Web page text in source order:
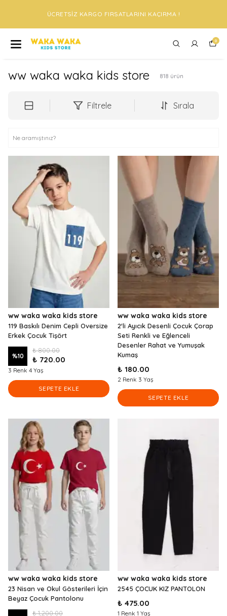
ÜCRETSİZ KARGO FIRSATLARINI KAÇIRMA !
0
ww waka waka kids store 818 ürün
Filtrele Sırala
ww waka waka kids store
119 Baskılı Denim Cepli Oversize
Erkek Çocuk Tişört
%10
₺ 800.00
₺ 720.00
3 Renk 4 Yaş
SEPETE EKLE
ww waka waka kids store
2'li Ayıcık Desenli Çocuk Çorap
Seti Renkli ve Eğlenceli
Desenler Rahat ve Yumuşak
Kumaş
₺ 180.00
2 Renk 3 Yaş
SEPETE EKLE
ww waka waka kids store
23 Nisan ve Okul Gösterileri İçin
Beyaz Çocuk Pantolonu
₺ 1,200.00
ww waka waka kids store
2545 ÇOCUK KIZ PANTOLON
₺ 475.00
1 Renk 1 Yaş